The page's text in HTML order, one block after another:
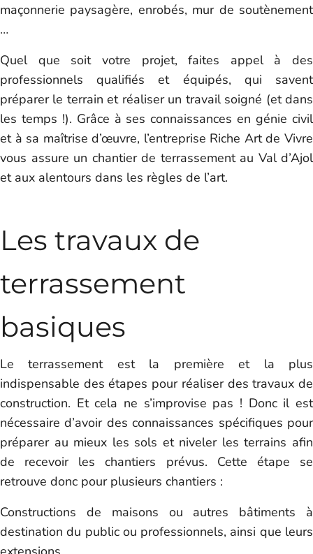
maçonnerie paysagère, enrobés, mur de soutènement
…
Quel que soit votre projet, faites appel à des
professionnels qualifiés et équipés, qui savent
préparer le terrain et réaliser un travail soigné (et dans
les temps !). Grâce à ses connaissances en génie civil
et à sa maîtrise d’œuvre, l’entreprise Riche Art de Vivre
vous assure un chantier de terrassement au Val d’Ajol
et aux alentours dans les règles de l’art.
Les travaux de
terrassement
basiques
Le terrassement est la première et la plus
indispensable des étapes pour réaliser des travaux de
construction. Et cela ne s’improvise pas ! Donc il est
nécessaire d’avoir des connaissances spécifiques pour
préparer au mieux les sols et niveler les terrains afin
de recevoir les chantiers prévus. Cette étape se
retrouve donc pour plusieurs chantiers :
Constructions de maisons ou autres bâtiments à
destination du public ou professionnels, ainsi que leurs